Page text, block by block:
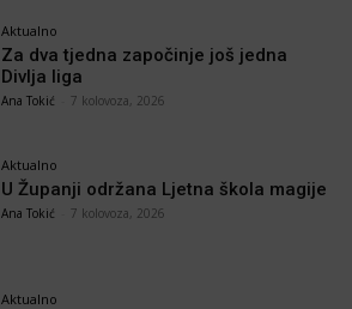
Aktualno
Za dva tjedna započinje još jedna
Divlja liga
Ana Tokić 7 kolovoza, 2026
Aktualno
U Županji održana Ljetna škola magije
Ana Tokić 7 kolovoza, 2026
Aktualno